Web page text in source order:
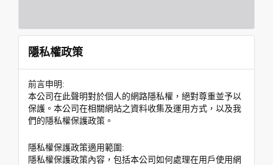
隱私權政策
前言申明:
本公司在此聲明對於個人的網路隱私權，絕對尊重並予以
保護。本公司在相關網站之資料收集及運用方式，以及我
們的隱私權保護政策。
隱私權保護政策適用範圍:
隱私權保護政策內容，包括本公司如何處理在用戶使用網